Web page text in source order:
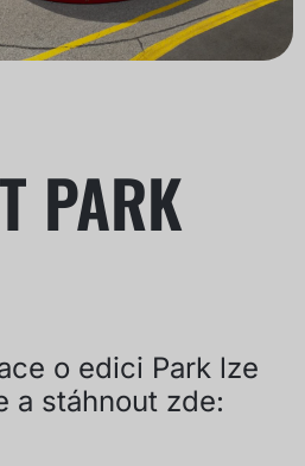
PARK
o edici Park lze
a stáhnout zde: